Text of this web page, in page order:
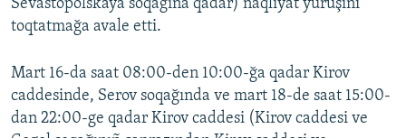
Sevastopolskaya soqağına qadar) naqliyat yürüşini
toqtatmağa avale etti.
Mart 16-da saat 08:00-den 10:00-ğa qadar Kirov
caddesinde, Serov soqağında ve mart 18-de saat 15:00-
dan 22:00-ge qadar Kirov caddesi (Kirov caddesi ve